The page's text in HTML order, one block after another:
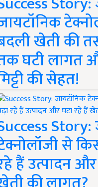
खेती की
घटी लागत
की सेहत!
से
हैं उत्पादन